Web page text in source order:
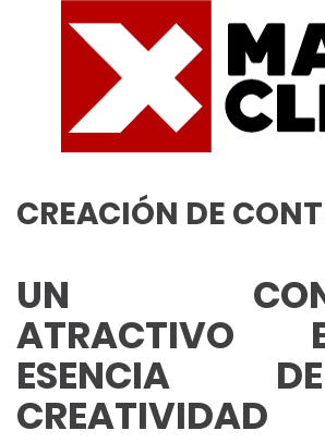
CREACIÓN DE
UN
ESENCIA
CREATIVIDAD